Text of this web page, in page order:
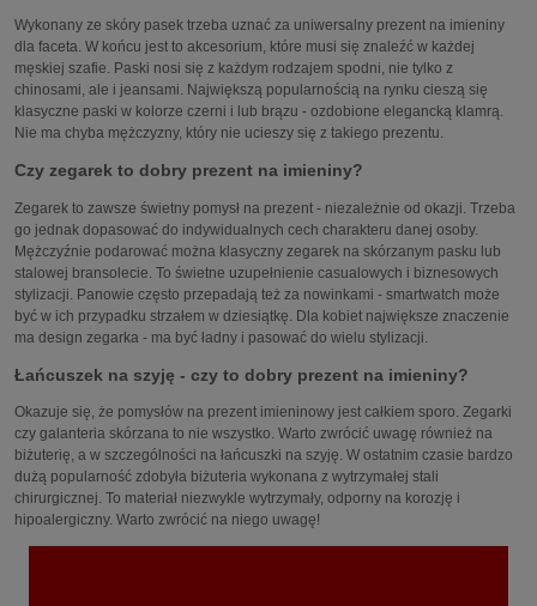
Wykonany ze skóry pasek trzeba uznać za uniwersalny prezent na imieniny
dla faceta. W końcu jest to akcesorium, które musi się znaleźć w każdej
męskiej szafie. Paski nosi się z każdym rodzajem spodni, nie tylko z
chinosami, ale i jeansami. Największą popularnością na rynku cieszą się
klasyczne paski w kolorze czerni i lub brązu - ozdobione elegancką klamrą.
Nie ma chyba mężczyzny, który nie ucieszy się z takiego prezentu.
Czy zegarek to dobry prezent na imieniny?
Zegarek to zawsze świetny pomysł na prezent - niezależnie od okazji. Trzeba
go jednak dopasować do indywidualnych cech charakteru danej osoby.
Mężczyźnie podarować można klasyczny zegarek na skórzanym pasku lub
stalowej bransolecie. To świetne uzupełnienie casualowych i biznesowych
stylizacji. Panowie często przepadają też za nowinkami - smartwatch może
być w ich przypadku strzałem w dziesiątkę. Dla kobiet największe znaczenie
ma design zegarka - ma być ładny i pasować do wielu stylizacji.
Łańcuszek na szyję - czy to dobry prezent na imieniny?
Okazuje się, że pomysłów na prezent imieninowy jest całkiem sporo. Zegarki
czy galanteria skórzana to nie wszystko. Warto zwrócić uwagę również na
biżuterię, a w szczególności na łańcuszki na szyję. W ostatnim czasie bardzo
dużą popularność zdobyła biżuteria wykonana z wytrzymałej stali
chirurgicznej. To materiał niezwykle wytrzymały, odporny na korozję i
hipoalergiczny. Warto zwrócić na niego uwagę!